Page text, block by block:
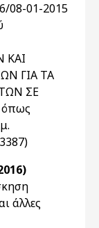
08-01-2015
ΚΑΙ
ΓΙΑ ΤΑ
ΣΕ
όπως
άλλες